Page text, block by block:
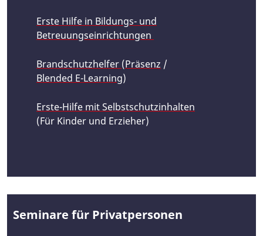
Erste Hilfe in Bildungs- und
Betreuungseinrichtungen
Brandschutzhelfer (Präsenz /
Blended E-Learning)
Erste-Hilfe mit Selbstschutzinhalten
(Für Kinder und Erzieher)
Seminare für Privatpersonen